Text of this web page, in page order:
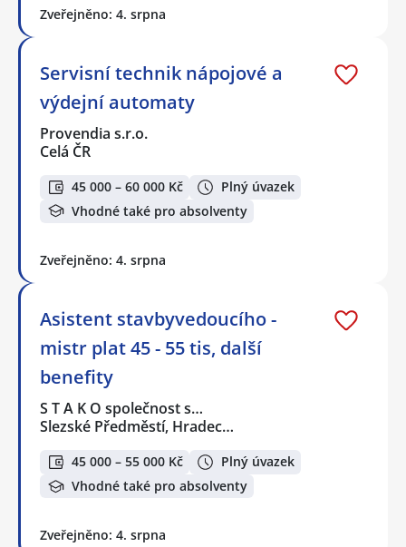
Zveřejněno: 4. srpna
Servisní technik nápojové a
výdejní automaty
Provendia s.r.o.
Celá ČR
45 000 – 60 000 Kč
Plný úvazek
Vhodné také pro absolventy
Zveřejněno: 4. srpna
Asistent stavbyvedoucího -
mistr plat 45 - 55 tis, další
benefity
S T A K O společnost s…
Slezské Předměstí, Hradec…
45 000 – 55 000 Kč
Plný úvazek
Vhodné také pro absolventy
Zveřejněno: 4. srpna